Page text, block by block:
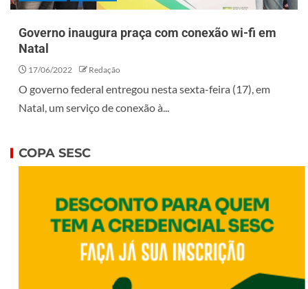
Governo inaugura praça com conexão wi-fi em
Natal
17/06/2022 Redação
O governo federal entregou nesta sexta-feira (17), em
Natal, um serviço de conexão à...
COPA SESC